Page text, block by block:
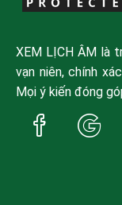
XEM LỊCH ÂM là
vạn niên, chính
Mọi ý kiến đóng
Trang
Facebook
Trang
Google